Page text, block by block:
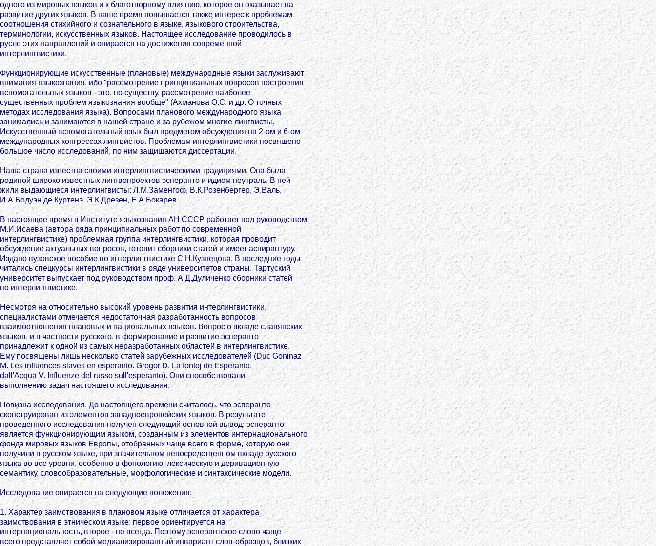
одного из мировых языков и к благотворному влиянию, которое он оказывает на
развитие других языков. В наше время повышается также интерес к проблемам
соотношения стихийного и сознательного в языке, языкового строительства,
терминологии, искусственных языков. Настоящее исследование проводилось в
русле этих направлений и опирается на достижения современной
интерлингвистики.
Функционирующие искусственные (плановые) международные языки заслуживают
внимания языкознания, ибо "рассмотрение принципиальных вопросов построения
вспомогательных языков - это, по существу, рассмотрение наиболее
существенных проблем языкознания вообще" (Ахманова О.С. и др. О точных
методах исследования языка). Вопросами планового международного языка
занимались и занимаются в нашей стране и за рубежом многие лингвисты.
Искусственный вспомогательный язык был предметом обсуждения на 2-ом и 6-ом
международных конгрессах лингвистов. Проблемам интерлингвистики посвящено
большое число исследований, по ним защищаются диссертации.
Наша страна известна своими интерлингвистическими традициями. Она была
родиной широко известных лингвопроектов эсперанто и идиом неутраль. В ней
жили выдающиеся интерлингвисты: Л.М.Заменгоф, В.К.Розенбергер, Э.Валь,
И.А.Бодуэн де Куртенэ, Э.К.Дрезен, Е.А.Бокарев.
В настоящее время в Институте языкознания АН СССР работает под руководством
М.И.Исаева (автора ряда принципиальных работ по современной
интерлингвистике) проблемная группа интерлингвистики, которая проводит
обсуждение актуальных вопросов, готовит сборники статей и имеет аспирантуру.
Издано вузовское пособие по интерлингвистике С.Н.Кузнецова. В последние годы
читались спецкурсы интерлингвистики в ряде университетов страны. Тартуский
университет выпускает под руководством проф. А.Д.Дуличенко сборники статей
по интерлингвистике.
Несмотря на относительно высокий уровень развития интерлингвистики,
специалистами отмечается недостаточная разработанность вопросов
взаимоотношения плановых и национальных языков. Вопрос о вкладе славянских
языков, и в частности русского, в формирование и развитие эсперанто
принадлежит к одной из самых неразработанных областей в интерлингвистике.
Ему посвящены лишь несколько статей зарубежных исследователей (Duc Goninaz
M. Les influences slaves en esperanto. Gregor D. La fontoj de Esperanto.
dall'Acqua V. Influenze del russo sull'esperanto). Они способствовали
выполнению задач настоящего исследования.
Новизна исследования. До настоящего времени считалось, что эсперанто
сконструирован из элементов западноевропейских языков. В результате
проведенного исследования получен следующий основной вывод: эсперанто
является функционирующим языком, созданным из элементов интернационального
фонда мировых языков Европы, отобранных чаще всего в форме, которую они
получили в русском языке, при значительном непосредственном вкладе русского
языка во все уровни, особенно в фонологию, лексическую и деривационную
семантику, словообразовательные, морфологические и синтаксические модели.
Исследование опирается на следующие положения:
1. Характер заимствования в плановом языке отличается от характера
заимствования в этническом языке: первое ориентируется на
интернациональность, второе - не всегда. Поэтому эсперантское слово чаще
всего представляет собой медиализированный инвариант слов-образцов, близких